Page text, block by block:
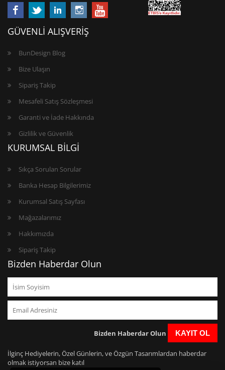
GÜVENLİ ALIŞVERİŞ
BunDesign Blog
Bize Ulaşın
Sipariş Takip
Mesafeli Satış Sözleşmesi
Garanti ve İade Hakkında
Gizlilik ve Güvenlik
KURUMSAL BİLGİ
Sıkça Sorulan Sorular
Banka Hesap Bilgilerimiz
Kurumsal Satış Sayfası
Mağazalarımız
Hakkımızda
Sipariş Takip
Bizden Haberdar Olun
Bizden Haberdar Olun KAYIT OL
İlginç Hediyelerin, Özel Günlerin, ve Özgün Tasarımlardan haberdar
olmak istiyorsan bize katıl